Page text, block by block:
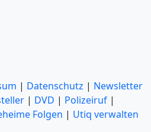
| Datenschutz | Newsletter
| DVD | Polizeiruf |
Folgen | Utiq verwalten